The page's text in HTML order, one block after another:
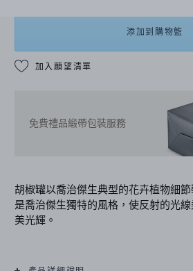
添加到購物籃
加入願望清單
免費禮品緞帶包裝服務
胡椒罐以喬治傑生典型的花卉植物細
是喬治傑生獨特的風格，使反射的光
美光輝。